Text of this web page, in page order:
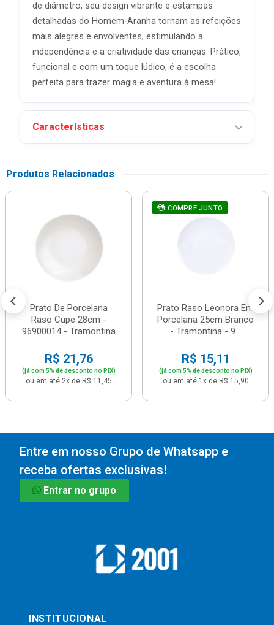
de diâmetro, seu design vibrante e estampas
detalhadas do Homem-Aranha tornam as refeições
mais alegres e envolventes, estimulando a
independência e a criatividade das crianças. Prático,
funcional e com um toque lúdico, é a escolha
perfeita para trazer magia e aventura à mesa!
Características
Produtos Relacionados
Prato De Porcelana
Raso Cupe 28cm -
96900014 - Tramontina
R$ 21,76
(já com 5% de desconto no PIX)
ou em até 2x de R$ 11,45
COMPRE JUNTO
Prato Raso Leonora Em
Porcelana 25cm Branco
- Tramontina - 9...
R$ 15,11
(já com 5% de desconto no PIX)
ou em até 1x de R$ 15,90
Entre em nosso Grupo de Whatsapp e
receba ofertas exclusivas!
Entrar no grupo
INSTITUCIONAL